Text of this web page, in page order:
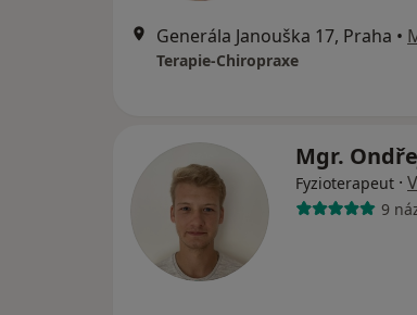
Generála Janouška 17, Praha •
Terapie-Chiropraxe
Mgr.
Fyzioterapeut ·
9